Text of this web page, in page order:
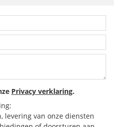
Privacy verklaring.
levering van onze diensten